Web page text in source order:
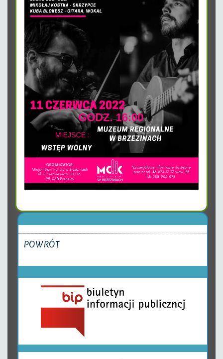
POWRÓT